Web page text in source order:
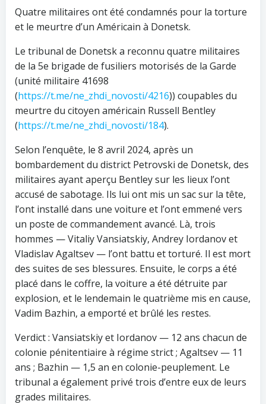
Quatre militaires ont été condamnés pour la torture
et le meurtre d’un Américain à Donetsk.
Le tribunal de Donetsk a reconnu quatre militaires
de la 5e brigade de fusiliers motorisés de la Garde
(unité militaire 41698
(https://t.me/ne_zhdi_novosti/4216)) coupables du
meurtre du citoyen américain Russell Bentley
(https://t.me/ne_zhdi_novosti/184).
Selon l’enquête, le 8 avril 2024, après un
bombardement du district Petrovski de Donetsk, des
militaires ayant aperçu Bentley sur les lieux l’ont
accusé de sabotage. Ils lui ont mis un sac sur la tête,
l’ont installé dans une voiture et l’ont emmené vers
un poste de commandement avancé. Là, trois
hommes — Vitaliy Vansiatskiy, Andrey Iordanov et
Vladislav Agaltsev — l’ont battu et torturé. Il est mort
des suites de ses blessures. Ensuite, le corps a été
placé dans le coffre, la voiture a été détruite par
explosion, et le lendemain le quatrième mis en cause,
Vadim Bazhin, a emporté et brûlé les restes.
Verdict : Vansiatskiy et Iordanov — 12 ans chacun de
colonie pénitentiaire à régime strict ; Agaltsev — 11
ans ; Bazhin — 1,5 an en colonie-peuplement. Le
tribunal a également privé trois d’entre eux de leurs
grades militaires.